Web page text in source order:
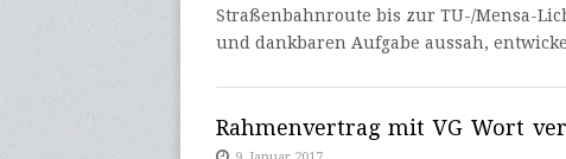
Straßenbahnroute bis zur TU-/Mensa-
und dankbaren Aufgabe aussah,
Rahmenvertrag mit VG Wort